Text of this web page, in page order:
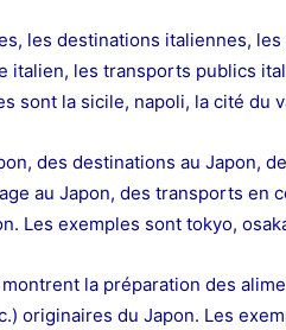
les destinations italiennes,
italien, les transports publics
sont la sicile, napoli, la cité du
des destinations au Japon,
au Japon, des transports en
Les exemples sont tokyo,
montrent la préparation des
originaires du Japon. Les